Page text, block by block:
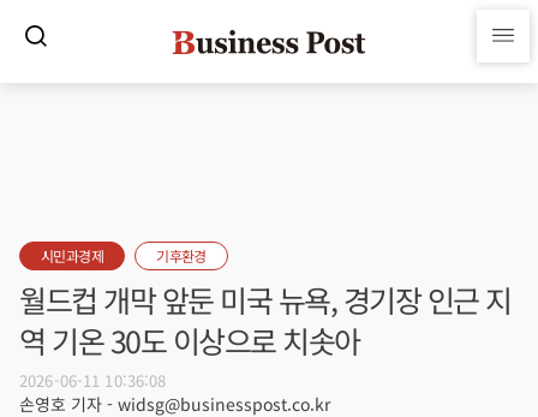
시민과경제 기후환경
월드컵 개막 앞둔 미국 뉴욕, 경기장 인근 지
역 기온 30도 이상으로 치솟아
2026-06-11 10:36:08
손영호 기자 - widsg@businesspost.co.kr